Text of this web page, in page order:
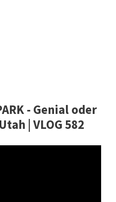
- Genial oder
| VLOG 582